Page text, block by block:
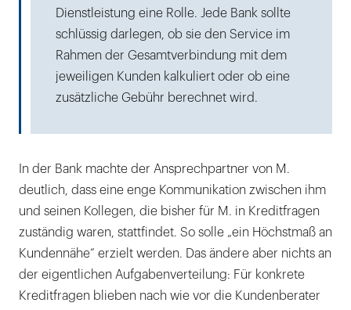
Dienstleistung eine Rolle. Jede Bank sollte
schlüssig darlegen, ob sie den Service im
Rahmen der Gesamtverbindung mit dem
jeweiligen Kunden kalkuliert oder ob eine
zusätzliche Gebühr berechnet wird.
In der Bank machte der Ansprechpartner von M.
deutlich, dass eine enge Kommunikation zwischen ihm
und seinen Kollegen, die bisher für M. in Kreditfragen
zuständig waren, stattfindet. So solle „ein Höchstmaß an
Kundennähe“ erzielt werden. Das ändere aber nichts an
der eigentlichen Aufgabenverteilung: Für konkrete
Kreditfragen blieben nach wie vor die Kundenberater